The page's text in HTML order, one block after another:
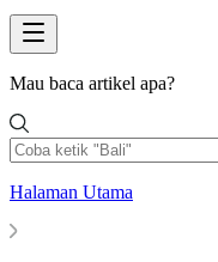
Mau baca artikel apa?
Halaman Utama